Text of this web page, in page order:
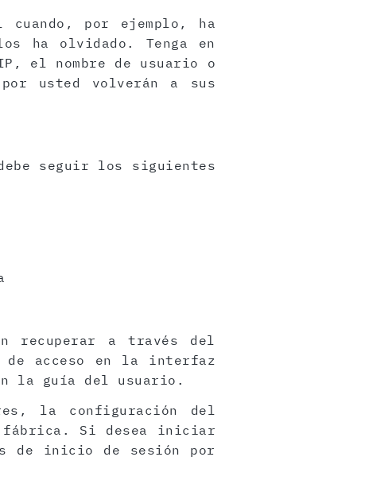
por ejemplo, ha
ha olvidado. Tenga en
el nombre de usuario o
usted volverán a sus
seguir los siguientes
recuperar a través del
acceso en la interfaz
la guía del usuario.
la configuración del
fábrica. Si desea iniciar
de inicio de sesión por